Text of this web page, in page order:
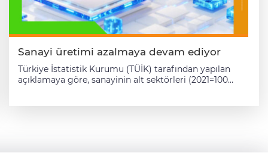
endeksi yüzde 3,1 artış gösterdi.
Sanayi üretimi azalmaya devam ediyor
Türkiye İstatistik Kurumu (TÜİK) tarafından yapılan
açıklamaya göre, sanayinin alt sektörleri (2021=100